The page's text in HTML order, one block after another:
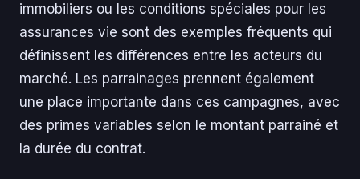
immobiliers ou les conditions spéciales pour les
assurances vie sont des exemples fréquents qui
définissent les différences entre les acteurs du
marché. Les parrainages prennent également
une place importante dans ces campagnes, avec
des primes variables selon le montant parrainé et
la durée du contrat.